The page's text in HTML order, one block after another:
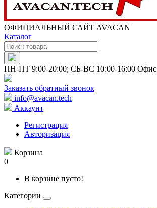
ОФИЦИАЛЬНЫЙ САЙТ AVACAN
Каталог
ПН-ПТ 9:00-20:00; СБ-ВС 10:00-16:00 Офис
Заказать обратный звонок
info@avacan.tech
Аккаунт
Регистрация
Авторизация
Корзина
0
В корзине пусто!
Категории